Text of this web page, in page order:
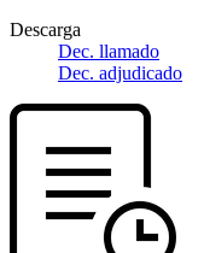
Descarga
Dec. llamado
Dec. adjudicado